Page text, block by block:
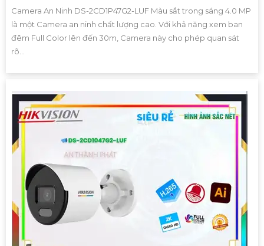
Camera An Ninh DS-2CD1P47G2-LUF Màu sắt trong sáng 4.0 MP
là một Camera an ninh chất lượng cao. Với khả năng xem ban
đêm Full Color lên đến 30m, Camera này cho phép quan sát
rõ...